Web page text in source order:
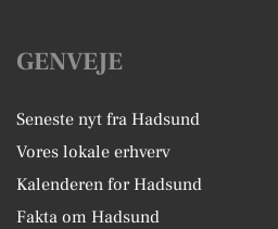
GENVEJE
Seneste nyt fra Hadsund
Vores lokale erhverv
Kalenderen for Hadsund
Fakta om Hadsund